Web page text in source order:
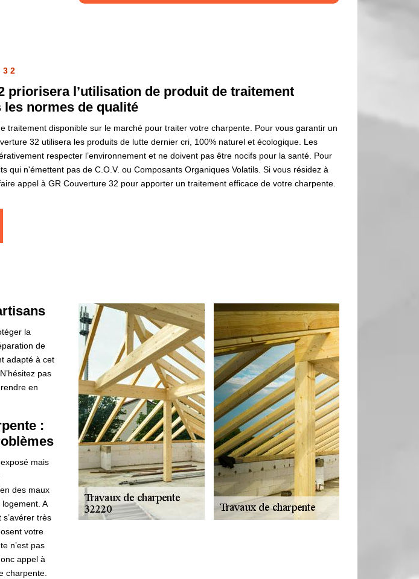
32
priorisera l’utilisation de produit de traitement
normes de qualité
traitement disponible sur le marché pour traiter votre charpente. Pour vous garantir un
32 utilisera les produits de lutte dernier cri, 100% naturel et écologique. Les
respecter l’environnement et ne doivent pas être nocifs pour la santé. Pour
qui n'émettent pas de C.O.V. ou Composants Organiques Volatils. Si vous résidez à
appel à GR Couverture 32 pour apporter un traitement efficace de votre charpente.
la
de
adapté à cet
pas
en
:
mais
des maux
A
très
votre
n’est pas
appel à
charpente.